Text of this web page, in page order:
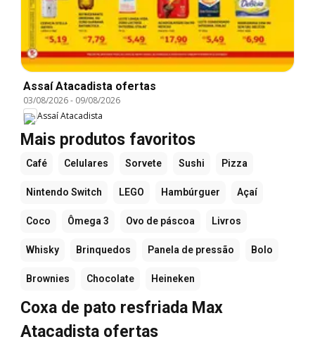
Assaí Atacadista ofertas
03/08/2026- 09/08/2026
Assaí Atacadista
Mais produtos favoritos
Café Celulares Sorvete Sushi Pizza
Nintendo Switch LEGO Hambúrguer Açaí
Coco Ômega 3 Ovo de páscoa Livros
Whisky Brinquedos Panela de pressão Bolo
Brownies Chocolate Heineken
Coxa de pato resfriada Max
Atacadista ofertas